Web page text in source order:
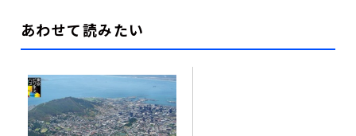
あわせて読みたい